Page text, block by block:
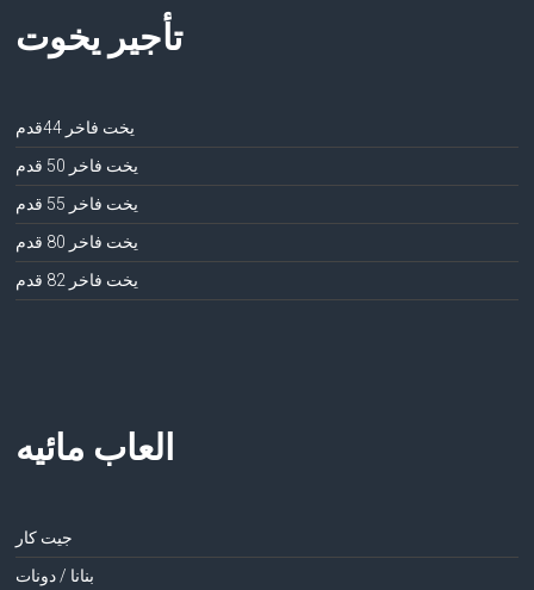
تأجير يخوت
يخت فاخر 44قدم
يخت فاخر 50 قدم
يخت فاخر 55 قدم
يخت فاخر 80 قدم
يخت فاخر 82 قدم
العاب مائيه
جيت كار
بنانا / دونات